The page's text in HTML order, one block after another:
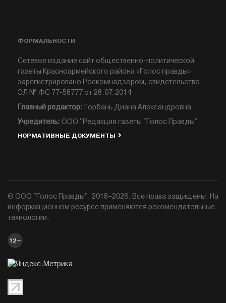
ФОРМАЛЬНОСТИ
Сетевое издание сайт общественно-политической
газеты Красноармейского района «Голос правды»
зарегистрировано Роскомнадзором, свидетельство
ЭЛ № ФС 77-58777 от 28.07.2014
Главный редактор: Горбань Диана Александровна
Учредитель: ООО "Редакция газеты "Голос Правды"
НОРМАТИВНЫЕ ДОКУМЕНТЫ
© ООО "Голос Правды", 2018–2026. Все права защищены. На
информационном ресурсе применяются рекомендательные
технологии.
12+